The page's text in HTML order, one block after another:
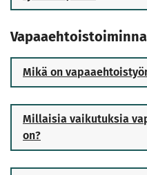
Mikä on
Millaisia vaikutuksia
on?